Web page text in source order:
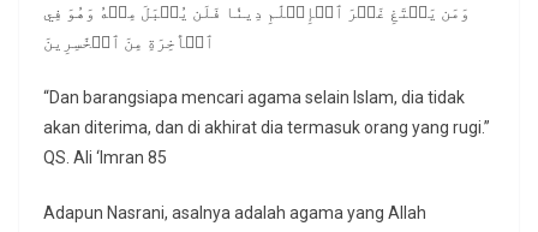
وَمَن يَبۡتَغِ غَيۡرَ ٱلۡإِسۡلَٰمِ دِينٗا فَلَن يُقۡبَلَ مِنۡهُ وَهُوَ فِي
ٱلۡأٓخِرَةِ مِنَ ٱلۡخَٰسِرِينَ
“Dan barangsiapa mencari agama selain Islam, dia tidak
akan diterima, dan di akhirat dia termasuk orang yang rugi.”
QS. Ali ‘Imran 85
Adapun Nasrani, asalnya adalah agama yang Allah